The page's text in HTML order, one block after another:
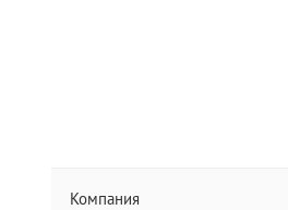
Компания